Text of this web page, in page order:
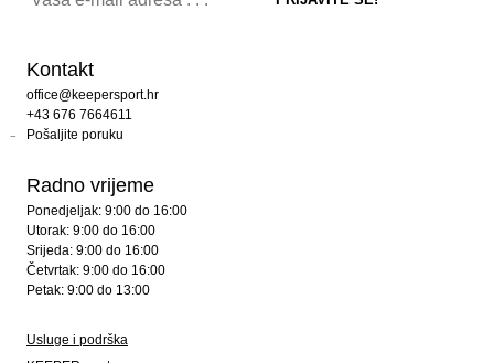
Kontakt
office@keepersport.hr
+43 676 7664611
Pošaljite poruku
Radno vrijeme
Ponedjeljak: 9:00 do 16:00
Utorak: 9:00 do 16:00
Srijeda: 9:00 do 16:00
Četvrtak: 9:00 do 16:00
Petak: 9:00 do 13:00
Usluge i podrška